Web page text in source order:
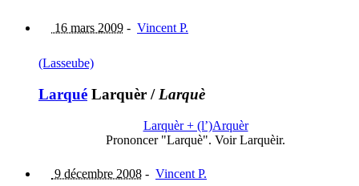
16 mars 2009 - Vincent P.
(Lasseube)
Larqué Larquèr / Larquè
Larquèr + (l’)Arquèr
Prononcer "Larquè". Voir Larquèir.
9 décembre 2008 - Vincent P.